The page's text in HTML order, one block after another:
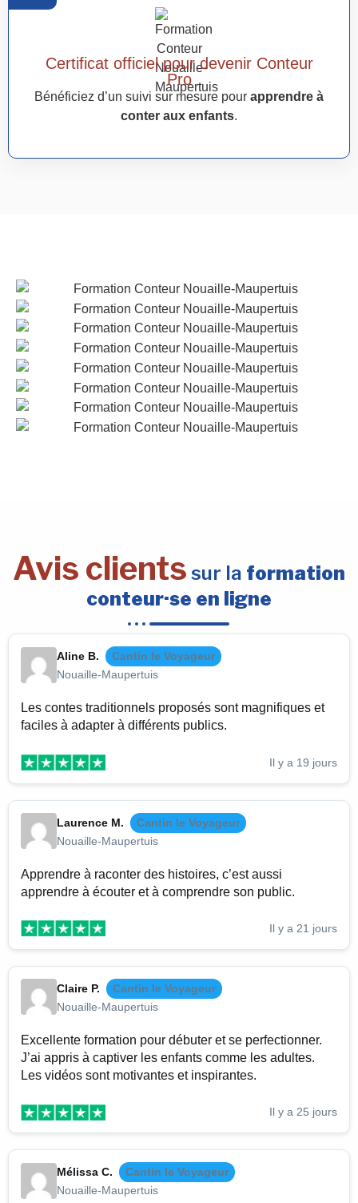
Certificat officiel pour devenir Conteur
Pro
Bénéficiez d’un suivi sur mesure pour apprendre à
conter aux enfants.
Avis clients sur la formation
conteur·se en ligne
Aline B.
Cantin le Voyageur
Nouaille-Maupertuis
Les contes traditionnels proposés sont magnifiques et
faciles à adapter à différents publics.
Il y a 19 jours
Laurence M.
Cantin le Voyageur
Nouaille-Maupertuis
Apprendre à raconter des histoires, c’est aussi
apprendre à écouter et à comprendre son public.
Il y a 21 jours
Claire P.
Cantin le Voyageur
Nouaille-Maupertuis
Excellente formation pour débuter et se perfectionner.
J’ai appris à captiver les enfants comme les adultes.
Les vidéos sont motivantes et inspirantes.
Il y a 25 jours
Mélissa C.
Cantin le Voyageur
Nouaille-Maupertuis